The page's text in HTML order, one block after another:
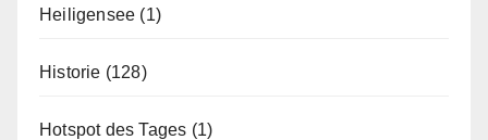
Heiligensee (1)
Historie (128)
Hotspot des Tages (1)